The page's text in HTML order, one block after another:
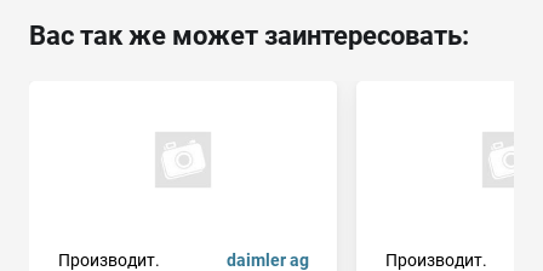
Вас так же может заинтересовать:
Производит.
daimler ag
Производит.